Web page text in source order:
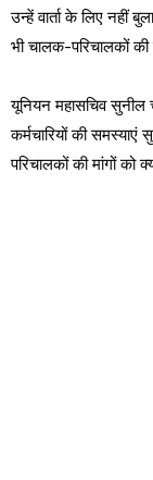
उन्हें वार्ता के लिए नहीं
भी चालक-परिचालकों
यूनियन महासचिव सुनील
कर्मचारियों की
परिचालकों की मांगों को